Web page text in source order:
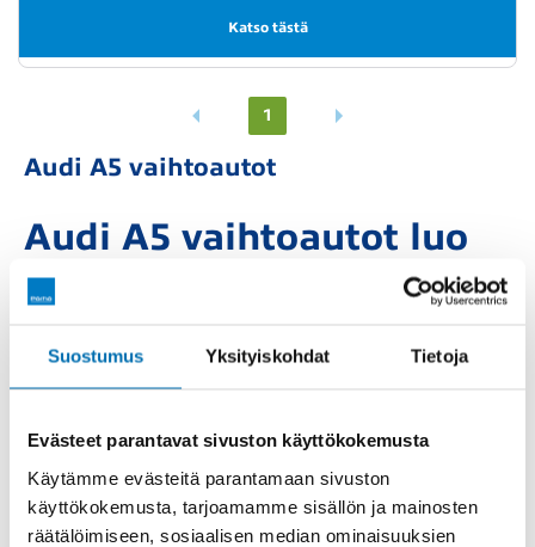
Suostumus Yksityiskohdat Tietoja
Evästeet parantavat sivuston käyttökokemusta
Käytämme evästeitä parantamaan sivuston
käyttökokemusta, tarjoamamme sisällön ja mainosten
räätälöimiseen, sosiaalisen median ominaisuuksien
Katso tästä
1
Audi A5 vaihtoautot
Audi A5 vaihtoautot luo
urheilullista premium-
Audi A5 vaihtoautot
edistyksellisen teknologian. Malli kuuluu premium-
luokan keskikokoisiin autoihin ja tunnetaan
matalasta kattolinjastaan, leveästä olemuksestaan
sekä viimeistellyistä yksityiskohdistaan. Käytetty Audi